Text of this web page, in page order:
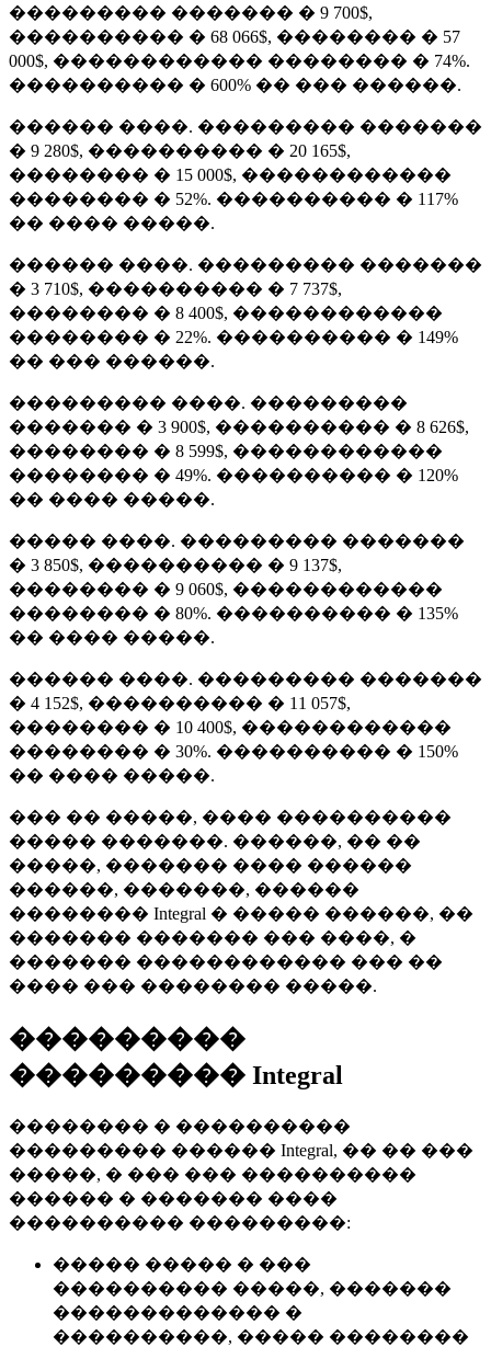
��������� ������� � 9 700$,
���������� � 68 066$, �������� � 57
000$, ������������ �������� � 74%.
���������� � 600% �� ��� ������.
������ ����. ��������� �������
� 9 280$, ���������� � 20 165$,
�������� � 15 000$, ������������
�������� � 52%. ���������� � 117%
�� ���� �����.
������ ����. ��������� �������
� 3 710$, ���������� � 7 737$,
�������� � 8 400$, ������������
�������� � 22%. ���������� � 149%
�� ��� ������.
��������� ����. ���������
������� � 3 900$, ���������� � 8 626$,
�������� � 8 599$, ������������
�������� � 49%. ���������� � 120%
�� ���� �����.
����� ����. ��������� �������
� 3 850$, ���������� � 9 137$,
�������� � 9 060$, ������������
�������� � 80%. ���������� � 135%
�� ���� �����.
������ ����. ��������� �������
� 4 152$, ���������� � 11 057$,
�������� � 10 400$, ������������
�������� � 30%. ���������� � 150%
�� ���� �����.
��� �� �����, ���� ����������
����� �������. ������, �� ��
�����, ������� ���� ������
������, �������, ������
�������� Integral � ����� ������, ��
������� ������� ��� ����, �
������� ������������ ��� ��
���� ��� �������� �����.
���������
��������� Integral
�������� � ����������
��������� ������ Integral, �� �� ���
�����, � ��� ��� ����������
������ � ������� ����
���������� ���������:
����� ����� � ���
���������� �����, �������
������������� �
����������, ����� ��������